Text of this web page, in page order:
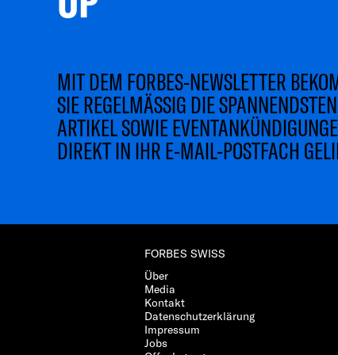
MIT DEM FORBES-NEWSLETTER
SIE REGELMÄSSIG DIE SPANNENDSTEN
ARTIKEL SOWIE
DIREKT IN IHR E-MAIL-POSTFACH
FORBES SWISS
Über
Media
Kontakt
Datenschutzerklärung
Impressum
Jobs